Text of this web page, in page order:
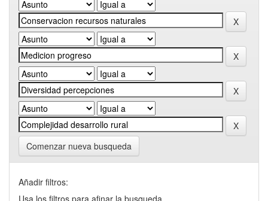
Comenzar nueva busqueda
Añadir filtros:
Usa los filtros para afinar la busqueda.